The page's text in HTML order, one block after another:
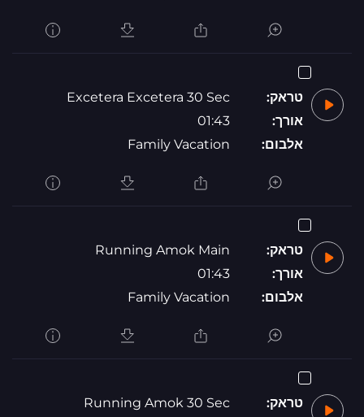
טראק:
Excetera Excetera 30 Sec
אורך:
01:43
אלבום:
Family Vacation
טראק:
Running Amok Main
אורך:
01:43
אלבום:
Family Vacation
טראק:
Running Amok 30 Sec